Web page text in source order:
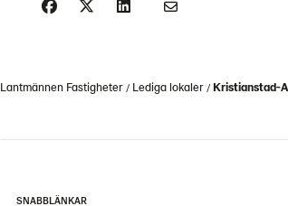
Lantmännen Fastigheter Lediga lokaler Kristianstad-
SNABBLÄNKAR